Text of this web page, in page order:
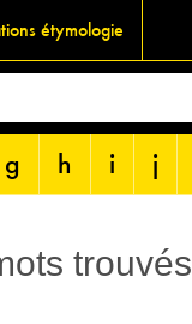
étymologie
g h i j
trouvés